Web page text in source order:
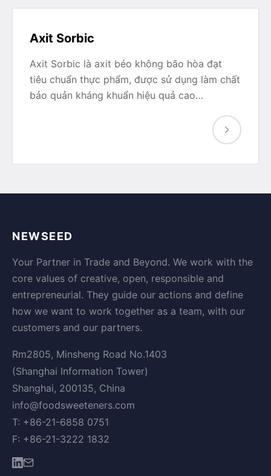
Axit Sorbic
Axit Sorbic là axit béo không bão hòa đạt
tiêu chuẩn thực phẩm, được sử dụng làm chất
bảo quản kháng khuẩn hiệu quả cao…
NEWSEED
Your Partner in Trade and Beyond. We work with the
core values of creative, open, responsible and
entrepreneurial. They guide our actions and define
how we want to work together as a team, with our
customers and our partners.
Rm2805, Minsheng Road No.1403
(Shanghai Information Tower)
Shanghai, 200135, China
info@foodsweeteners.com
T: +86-21-6858 0751
F: +86-21-3222 1832